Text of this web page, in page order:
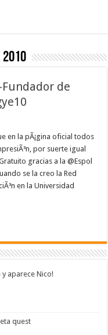
Fundador de
en la pÃ¡gina oficial todos
por suerte igual
gracias a la @Espol
se la creo la Red
en la Universidad
aparece Nico!
quest